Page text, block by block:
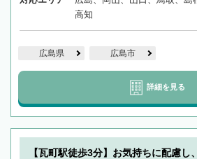
高知
広島県 広島市
詳細を見る
【瓦町駅徒歩3分】お気持ちに配慮し